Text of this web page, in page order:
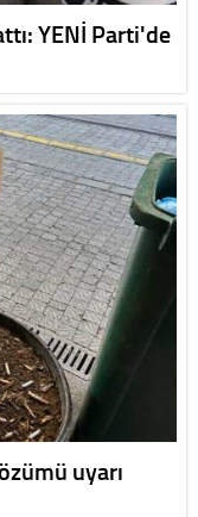
YENİ Parti'de
uyarı